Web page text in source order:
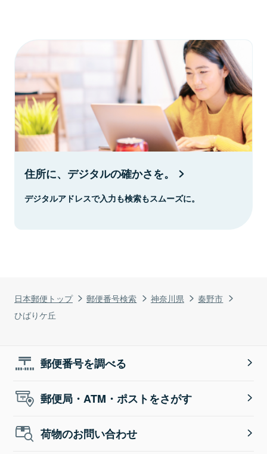
日本郵便トップ 郵便番号検索 神奈川県
秦野市
ひばりケ丘
住所に、デジタルの確かさを。
デジタルアドレスで入力も検索もスムーズに。
郵便番号を調べる
郵便局・ATM・ポストをさがす
荷物のお問い合わせ